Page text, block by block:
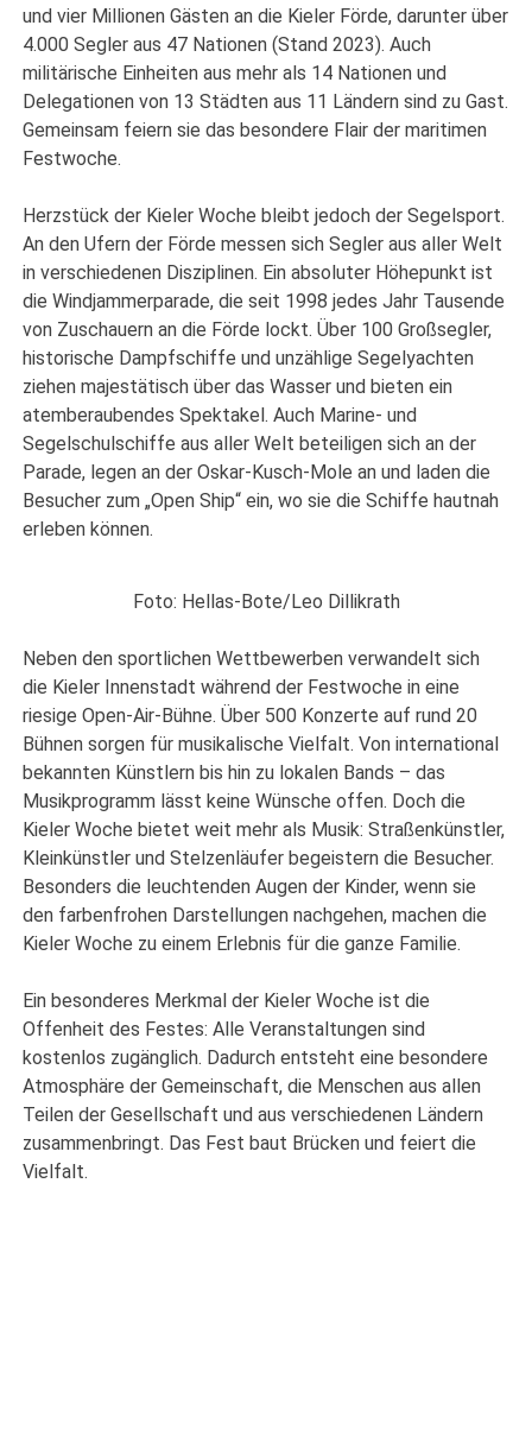
und vier Millionen Gästen an die Kieler Förde, darunter über
4.000 Segler aus 47 Nationen (Stand 2023). Auch
militärische Einheiten aus mehr als 14 Nationen und
Delegationen von 13 Städten aus 11 Ländern sind zu Gast.
Gemeinsam feiern sie das besondere Flair der maritimen
Festwoche.
Herzstück der Kieler Woche bleibt jedoch der Segelsport.
An den Ufern der Förde messen sich Segler aus aller Welt
in verschiedenen Disziplinen. Ein absoluter Höhepunkt ist
die Windjammerparade, die seit 1998 jedes Jahr Tausende
von Zuschauern an die Förde lockt. Über 100 Großsegler,
historische Dampfschiffe und unzählige Segelyachten
ziehen majestätisch über das Wasser und bieten ein
atemberaubendes Spektakel. Auch Marine- und
Segelschulschiffe aus aller Welt beteiligen sich an der
Parade, legen an der Oskar-Kusch-Mole an und laden die
Besucher zum „Open Ship“ ein, wo sie die Schiffe hautnah
erleben können.
Foto: Hellas-Bote/Leo Dillikrath
Neben den sportlichen Wettbewerben verwandelt sich
die Kieler Innenstadt während der Festwoche in eine
riesige Open-Air-Bühne. Über 500 Konzerte auf rund 20
Bühnen sorgen für musikalische Vielfalt. Von international
bekannten Künstlern bis hin zu lokalen Bands – das
Musikprogramm lässt keine Wünsche offen. Doch die
Kieler Woche bietet weit mehr als Musik: Straßenkünstler,
Kleinkünstler und Stelzenläufer begeistern die Besucher.
Besonders die leuchtenden Augen der Kinder, wenn sie
den farbenfrohen Darstellungen nachgehen, machen die
Kieler Woche zu einem Erlebnis für die ganze Familie.
Ein besonderes Merkmal der Kieler Woche ist die
Offenheit des Festes: Alle Veranstaltungen sind
kostenlos zugänglich. Dadurch entsteht eine besondere
Atmosphäre der Gemeinschaft, die Menschen aus allen
Teilen der Gesellschaft und aus verschiedenen Ländern
zusammenbringt. Das Fest baut Brücken und feiert die
Vielfalt.